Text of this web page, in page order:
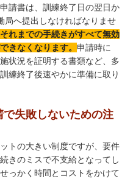
請書は、訓練終了日の翌日か
局へ提出しなければなりませ
れまでの手続きがすべて無効
きなくなります。 申請時に
状況を証明する書類など、多
練終了後速やかに準備に取り
失敗しないための注
トの大きい制度ですが、要件
きのミスで不支給となってし
っかく時間とコストをかけて